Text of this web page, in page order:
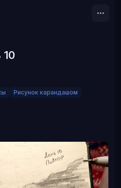
Рисунок карандашом